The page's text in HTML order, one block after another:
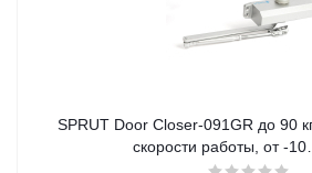
SPRUT Door Closer-091GR до 90
скорости работы, от -